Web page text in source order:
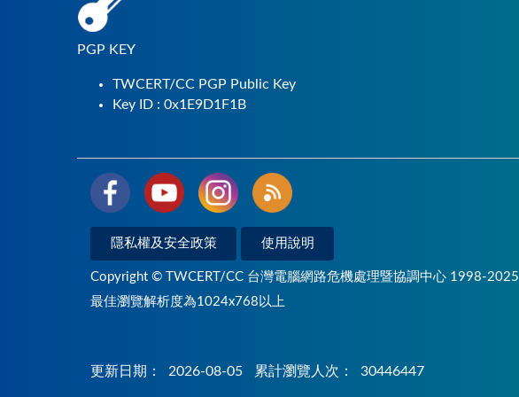
PGP KEY
TWCERT/CC PGP Public Key
Key ID : 0x1E9D1F1B
隱私權及安全政策 使用說明
Copyright © TWCERT/CC 台灣電腦網路危機處理暨協調中心 1998-2025
最佳瀏覽解析度為1024x768以上
更新日期： 2026-08-05 累計瀏覽人次： 30446447